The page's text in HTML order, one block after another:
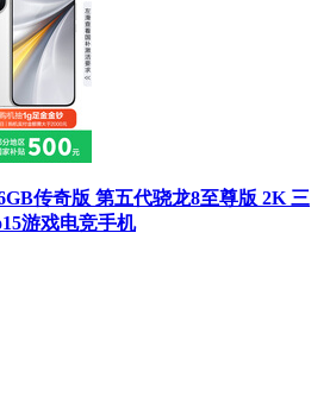
传奇版 第五代骁龙8至尊版 2K 三
游戏电竞手机